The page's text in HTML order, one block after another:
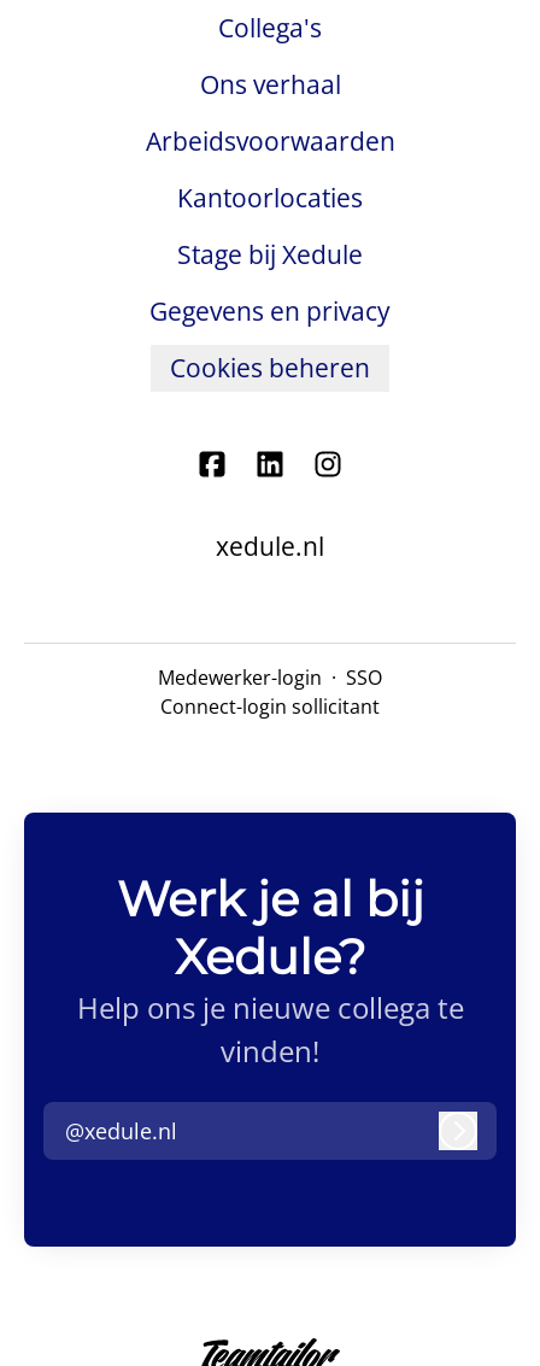
Collega's
Ons verhaal
Arbeidsvoorwaarden
Kantoorlocaties
Stage bij Xedule
Gegevens en privacy
Cookies beheren
xedule.nl
Medewerker-login · SSO
Connect-login sollicitant
Werk je al bij
Xedule?
Help ons je nieuwe collega te
vinden!
@xedule.nl